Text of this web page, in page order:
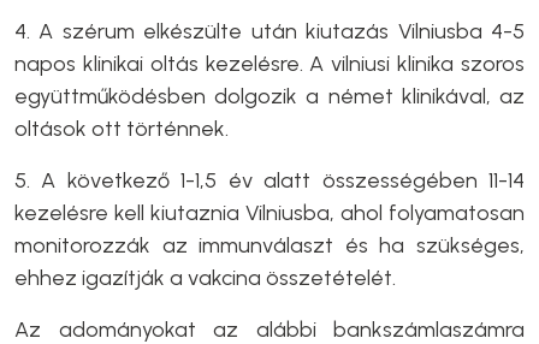
4. A szérum elkészülte után kiutazás Vilniusba 4-5
napos klinikai oltás kezelésre. A vilniusi klinika szoros
együttműködésben dolgozik a német klinikával, az
oltások ott történnek.
5. A következő 1-1,5 év alatt összességében 11-14
kezelésre kell kiutaznia Vilniusba, ahol folyamatosan
monitorozzák az immunválaszt és ha szükséges,
ehhez igazítják a vakcina összetételét.
Az adományokat az alábbi bankszámlaszámra